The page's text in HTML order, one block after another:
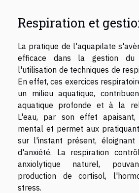
Respiration et
La pratique de l'aquapilate
efficace dans la gestion
l'utilisation de techniques de
En effet, ces exercices
un milieu aquatique,
aquatique profonde et à la
L'eau, par son effet
mental et permet aux
sur l'instant présent, éloignant
d'anxiété. La respiration
anxiolytique naturel,
production de cortisol,
stress.